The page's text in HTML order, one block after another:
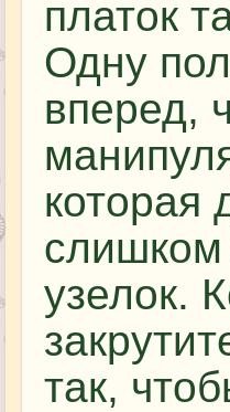
платок
Одну
вперед,
которая
слишком
узелок.
так,